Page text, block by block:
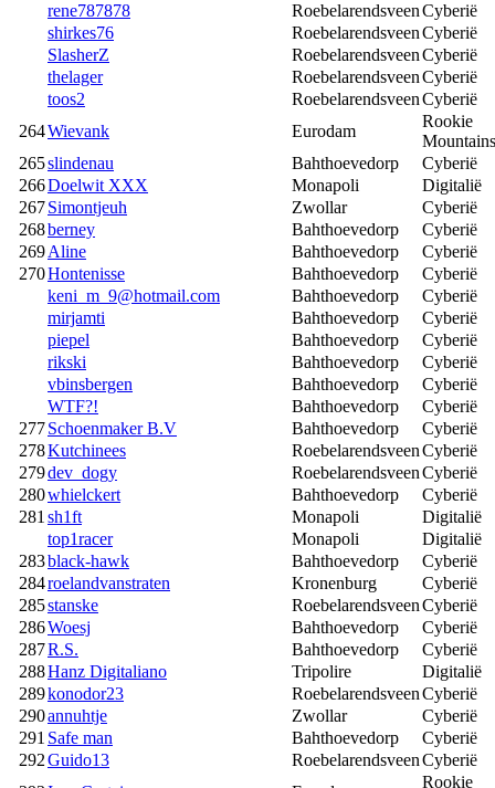
rene787878
RoebelarendsveenCyberië
shirkes76
RoebelarendsveenCyberië
SlasherZ
RoebelarendsveenCyberië
thelager
RoebelarendsveenCyberië
toos2
RoebelarendsveenCyberië
264Wievank Eurodam
Rookie
Mountains
265slindenau Bahthoevedorp
Cyberië
266Doelwit XXX Monapoli
Digitalië
267Simontjeuh Zwollar
Cyberië
268berney Bahthoevedorp
Cyberië
269Aline Bahthoevedorp
Cyberië
270Hontenisse Bahthoevedorp
Cyberië
keni_m_9@hotmail.com
Bahthoevedorp
Cyberië
mirjamti
Bahthoevedorp
Cyberië
piepel
Bahthoevedorp
Cyberië
rikski
Bahthoevedorp
Cyberië
vbinsbergen
Bahthoevedorp
Cyberië
WTF?!
Bahthoevedorp
Cyberië
277Schoenmaker B.V Bahthoevedorp
Cyberië
278Kutchinees RoebelarendsveenCyberië
279dev_dogy RoebelarendsveenCyberië
280whielckert Bahthoevedorp
Cyberië
281sh1ft Monapoli
Digitalië
top1racer
Monapoli
Digitalië
283black-hawk Bahthoevedorp
Cyberië
284roelandvanstraten Kronenburg
Cyberië
285stanske RoebelarendsveenCyberië
286Woesj Bahthoevedorp
Cyberië
287R.S. Bahthoevedorp
Cyberië
288Hanz Digitaliano Tripolire
Digitalië
289konodor23 RoebelarendsveenCyberië
290annuhtje Zwollar
Cyberië
291 Safe man Bahthoevedorp
Cyberië
292Guido13 RoebelarendsveenCyberië
Rookie